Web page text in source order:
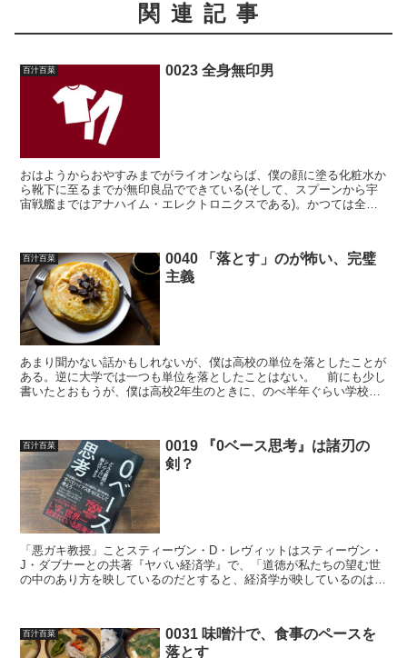
関連記事
百汁百菜 0023 全身無印男
おはようからおやすみまでがライオンならば、僕の顔に塗る化粧水か
ら靴下に至るまでが無印良品でできている(そして、スプーンから宇
宙戦艦まではアナハイム・エレクトロニクスである)。かつては全身
百汁百菜
0040 「落とす」のが怖い、完璧
主義
あまり聞かない話かもしれないが、僕は高校の単位を落としたことが
ある。逆に大学では一つも単位を落としたことはない。 前にも少し
書いたとおもうが、僕は高校2年生のときに、のべ半年ぐらい学校に
百汁百菜
0019 『0ベース思考』は諸刃の
剣？
「悪ガキ教授」ことスティーヴン・D・レヴィットはスティーヴン・
J・ダブナーとの共著『ヤバい経済学』で、「道徳が私たちの望む世
の中のあり方を映しているのだとすると、経済学が映しているのは世
百汁百菜
0031 味噌汁で、食事のペースを
落とす